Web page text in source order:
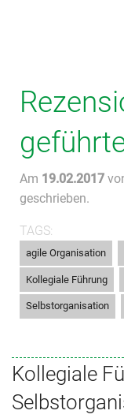
Am 19.02.2017
geschrieben.
TAGS:
agile Organisation
Kollegiale Führung
Selbstorganisation
Kollegiale